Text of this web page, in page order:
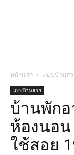
หน้าแรก แบบบ้านส
แบบบ้านสวย
บ้านพัก
ห้องนอ
ใช้สอย